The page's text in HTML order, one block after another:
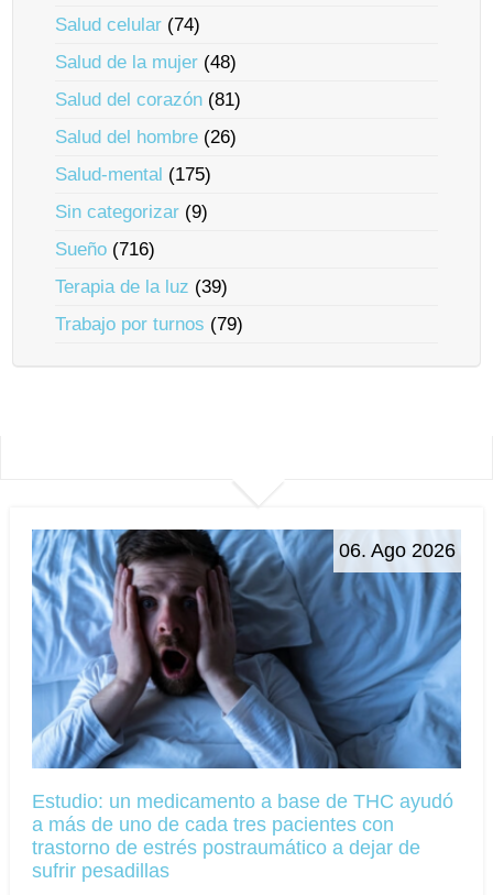
Salud celular (74)
Salud de la mujer (48)
Salud del corazón (81)
Salud del hombre (26)
Salud-mental (175)
Sin categorizar (9)
Sueño (716)
Terapia de la luz (39)
Trabajo por turnos (79)
06. Ago 2026
Estudio: un medicamento a base de THC ayudó
a más de uno de cada tres pacientes con
trastorno de estrés postraumático a dejar de
sufrir pesadillas